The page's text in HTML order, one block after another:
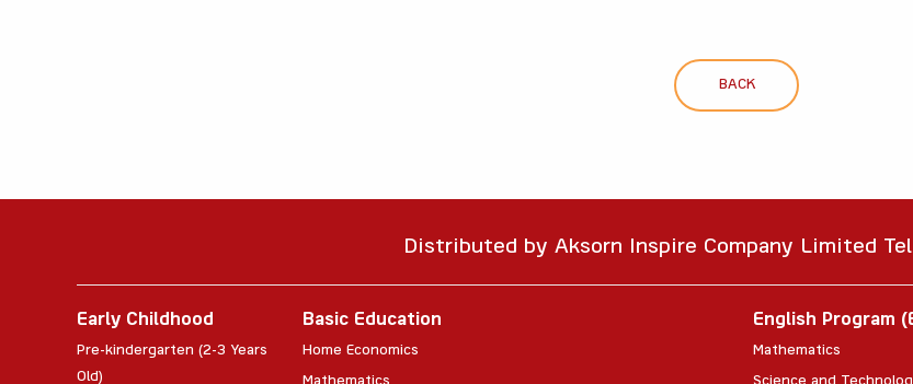
BACK
Distributed by Aksorn Inspire Company Limited
Early Childhood
Pre-kindergarten (2-3 Years
Old)
Basic Education
Home Economics
English Program
Mathematics